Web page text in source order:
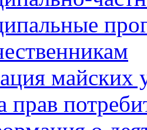
майских
прав